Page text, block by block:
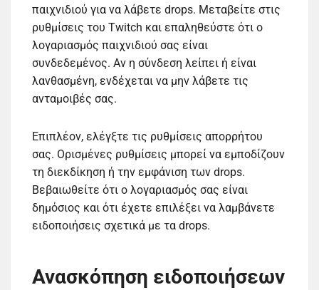
παιχνιδιού για να λάβετε drops. Μεταβείτε στις
ρυθμίσεις του Twitch και επαληθεύστε ότι ο
λογαριασμός παιχνιδιού σας είναι
συνδεδεμένος. Αν η σύνδεση λείπει ή είναι
λανθασμένη, ενδέχεται να μην λάβετε τις
ανταμοιβές σας.
Επιπλέον, ελέγξτε τις ρυθμίσεις απορρήτου
σας. Ορισμένες ρυθμίσεις μπορεί να εμποδίζουν
τη διεκδίκηση ή την εμφάνιση των drops.
Βεβαιωθείτε ότι ο λογαριασμός σας είναι
δημόσιος και ότι έχετε επιλέξει να λαμβάνετε
ειδοποιήσεις σχετικά με τα drops.
Ανασκόπηση ειδοποιήσεων